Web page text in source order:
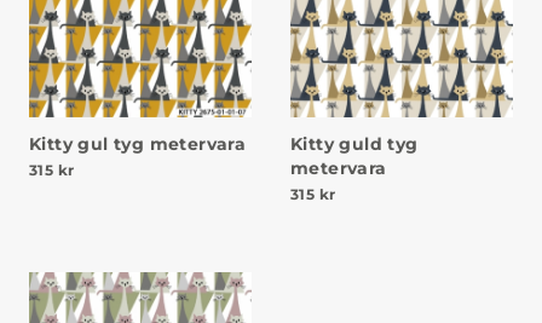
Kitty gul tyg metervara
315 kr
Kitty guld tyg
metervara
315 kr